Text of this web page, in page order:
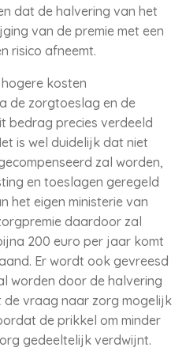
dat de halvering van het
van de premie met een
risico afneemt.
kosten
de zorgtoeslag en de
bedrag precies verdeeld
is wel duidelijk dat niet
zal worden,
en toeslagen geregeld
het eigen ministerie van
daardoor zal
200 euro per jaar komt
Er wordt ook gevreesd
worden door de halvering
de vraag naar zorg mogelijk
de prikkel om minder
gedeeltelijk verdwijnt.